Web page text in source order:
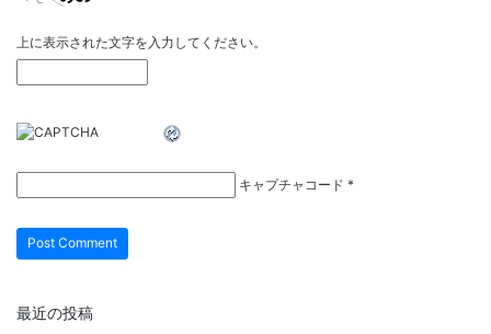
上に表示された文字を入力してください。
キャプチャコード *
最近の投稿